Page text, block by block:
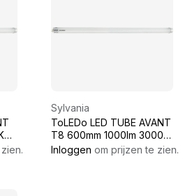
Sylvania
ToLEDo LED TUBE AVANT
T8 600mm 1000lm 3000K
50K
Inloggen om prijzen te zien.